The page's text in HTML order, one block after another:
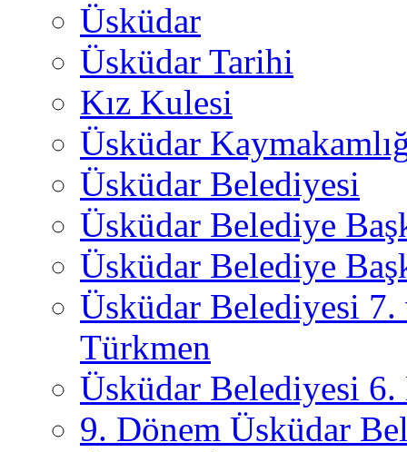
Üsküdar
Üsküdar Tarihi
Kız Kulesi
Üsküdar
Üsküdar Belediyesi
Üsküdar Belediye
Üsküdar Belediye
Üsküdar Belediyesi
Türkmen
Üsküdar Belediyesi 6.
9. Dönem Üsküdar